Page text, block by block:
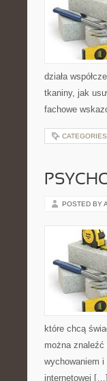
działa
tkaniny, jak
fachowe
POSTED BY
które chcą
można
wychowaniem
internetowej […]